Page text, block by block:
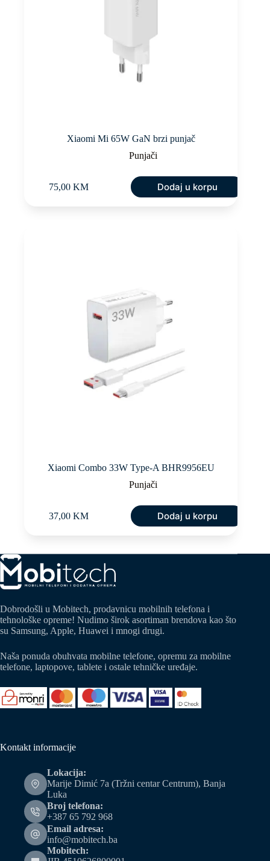
Xiaomi Mi 65W GaN brzi punjač
Punjači
75,00 KM Dodaj u korpu
Xiaomi Combo 33W Type-A BHR9956EU
Punjači
37,00 KM Dodaj u korpu
Dobrodošli u Mobitech, prodavnicu mobilnih telefona i
tehnološke opreme! Nudimo širok asortiman brendova kao što
su Samsung, Apple, Huawei i mnogi drugi.
Naša ponuda obuhvata mobilne telefone, opremu za mobilne
telefone, laptopove, tablete i ostale tehničke uređaje.
Kontakt informacije
Lokacija:
Marije Dimić 7a (Tržni centar Centrum), Banja
Luka
Broj telefona:
+387 65 792 968
Email adresa:
info@mobitech.ba
Mobitech: